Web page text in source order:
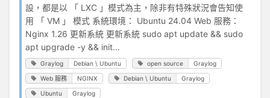
設，都是以 「 LXC 」模式為主，除非有特殊狀況會告知使
用 「 VM 」 模式 系統環境： Ubuntu 24.04 Web 服務：
Nginx 1.26 更新系統 更新系統 sudo apt update && sudo
apt upgrade -y && init...
Graylog Debian \ Ubuntu open source Graylog
Web 服務 NGINX Debian \ Ubuntu Graylog
Ubuntu Graylog